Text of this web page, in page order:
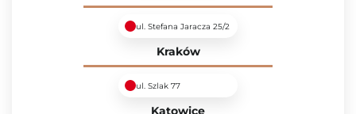
ul. Stefana Jaracza 25/2
Kraków
ul. Szlak 77
Katowice